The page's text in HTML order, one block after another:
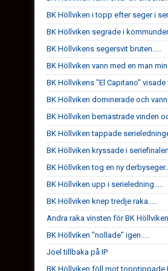
BK Höllviken i topp efter seger i
BK Höllviken segrade i
BK Höllvikens segersvit bruten.....
BK Höllviken vann med en man
BK Höllvikens "El Capitano"
BK Höllviken dominerade och vann
BK Höllviken bemästrade vinden
BK Höllviken tappade
BK Höllviken kryssade i
BK Höllviken tog en ny
BK Höllviken upp i serieledning.....
BK Höllviken knep tredje raka.....
Andra raka vinsten för BK
BK Höllviken "nollade" igen.....
Joel tillbaka på IP
BK Höllviken föll mot topptippade